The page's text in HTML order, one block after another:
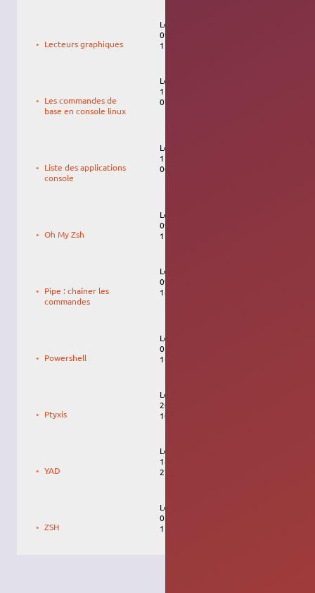
Lecteurs graphiques
Le
09/07/2026,
12:05
Les commandes de
base en console linux
Le
11/02/2021,
07:59
Liste des applications
console
Le
12/11/2009,
00:17
Oh My Zsh
Le
09/08/2023,
11:02
Pipe : chaîner les
commandes
Le
09/05/2009,
18:37
Powershell
Le
01/03/2023,
16:09
Ptyxis
Le
20/04/2026,
10:55
YAD
Le
18/04/2016,
22:46
ZSH
Le
05/04/2008,
15:32